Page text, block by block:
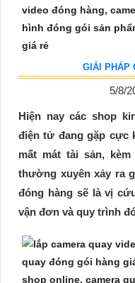
GIẢI PHÁP
5/8/
Hiện nay các shop
điện tử đang gặp cực
mất mát tài sản,
thường xuyên xảy ra
đóng hàng sẽ là vị
vận đơn và quy trình